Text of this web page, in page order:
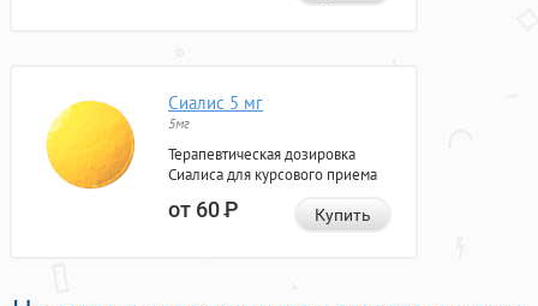
Сиалис 5 мг
5мг
Терапевтическая дозировка
Сиалиса для курсового приема
от 60Р Купить